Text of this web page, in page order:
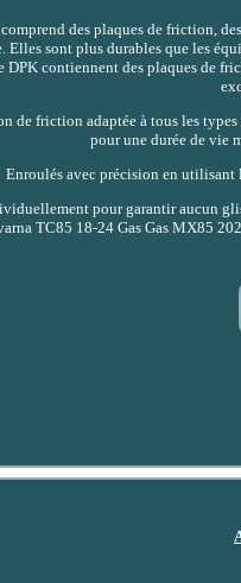
des plaques de friction,
Elles sont plus durables que les
DPK contiennent des plaques de
de friction adaptée à tous les
pour une durée de vie
Enroulés avec précision en
pour garantir aucun
TC85 18-24 Gas Gas MX85